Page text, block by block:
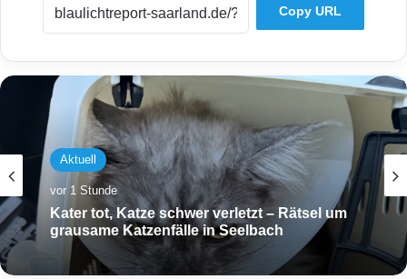
Copy URL
Aktuell
vor 1 Stunde
Kater tot, Katze schwer verletzt – Rätsel um
grausame Katzenfälle in Seelbach
Aktuell
vor 2 Stunden